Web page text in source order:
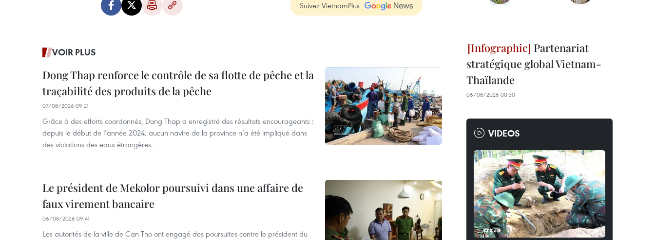
Suivez VietnamPlus
VOIR PLUS
Dong Thap renforce le contrôle de sa flotte de pêche et la
traçabilité des produits de la pêche
07/08/2026 09:21
Grâce à des efforts coordonnés, Dong Thap a enregistré des résultats encourageants :
depuis le début de l’année 2024, aucun navire de la province n’a été impliqué dans
des violations des eaux étrangères.
Le président de Mekolor poursuivi dans une affaire de
faux virement bancaire
06/08/2026 09:41
Les autorités de la ville de Can Tho ont engagé des poursuites contre le président du
Partenariat
stratégique global Vietnam-
Thaïlande
06/08/2026 00:30
VIDEOS